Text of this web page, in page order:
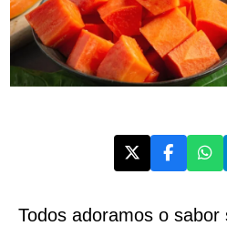
Todos adoramos o sabor